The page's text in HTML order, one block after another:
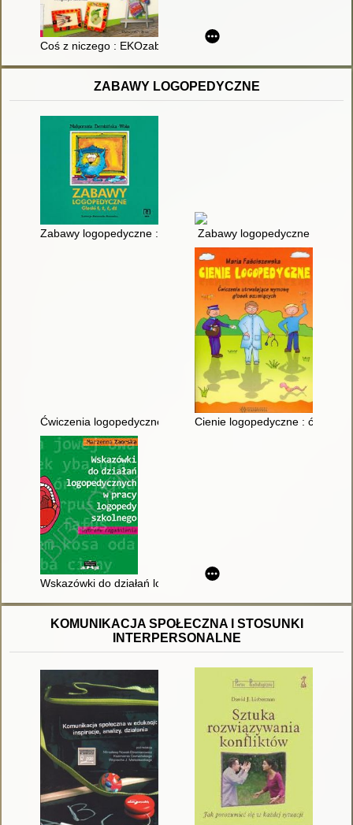
Coś z niczego : EKOzabawy dla małych i dużych
ZABAWY LOGOPEDYCZNE
Zabawy logopedyczne : głoski ś, ź, ć, dźZabawy logopedyczne
Ćwiczenia logopedyczne dla uczniów klas 1-3
Cienie logopedyczne :
Wskazówki do działań logopedycznych w pracy logopedy
KOMUNIKACJA SPOŁECZNA I STOSUNKI
INTERPERSONALNE